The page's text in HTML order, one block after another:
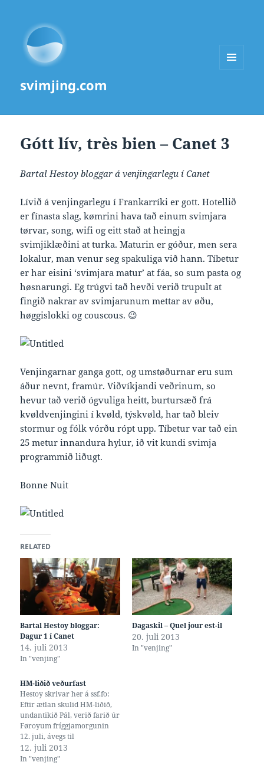
svimjing.com
Gótt lív, très bien – Canet 3
Bartal Hestoy bloggar á venjingarlegu í Canet
Lívið á venjingarlegu í Frankarríki er gott. Hotellið
er fínasta slag, kømrini hava tað einum svimjara
tørvar, song, wifi og eitt stað at heingja
svimjiklæðini at turka. Maturin er góður, men sera
lokalur, man venur seg spakuliga við hann. Tíbetur
er har eisini ‘svimjara matur’ at fáa, so sum pasta og
høsnarungi. Eg trúgvi tað hevði verið trupult at
fingið nakrar av svimjarunum mettar av øðu,
høggislokki og couscous. 😉
​Venjingarnar ganga gott, og umstøðurnar eru sum
áður nevnt, framúr. Viðvíkjandi veðrinum, so
hevur tað verið ógvuliga heitt, burtursæð frá
kvøldvenjingini í kvøld, týskvøld, har tað bleiv
stormur og fólk vórðu rópt upp. Tíbetur var tað ein
25 metur innandura hylur, ið vit kundi svimja
programmið liðugt.
Bonne Nuit
RELATED
Bartal Hestoy bloggar:
Dagur 1 í Canet
14. juli 2013
In "venjing"
Dagaskil – Quel jour est-il
20. juli 2013
In "venjing"
HM-liðið veðurfast
Hestoy skrivar her á ssf.fo:
Eftir ætlan skulid HM-liðið,
undantikið Pál, verið farið úr
Føroyum fríggjamorgunin
12. juli, ávegs til
venjingarlegu í Canet en
Roussillon. Hetta er sama
12. juli 2013
In "venjing"